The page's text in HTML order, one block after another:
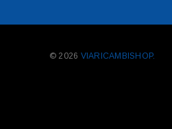
© 2026 VIARICAMBISHOP.